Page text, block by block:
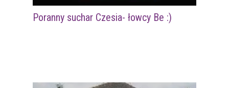
Poranny suchar Czesia- łowcy Be :)